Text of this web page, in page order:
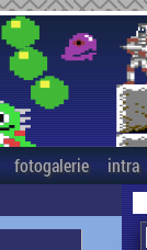
fotogalerie intra